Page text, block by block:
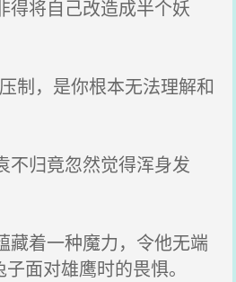
将自己改造成半个妖
制，是你根本无法理解和
归竟忽然觉得浑身发
着一种魔力，令他无端
面对雄鹰时的畏惧。